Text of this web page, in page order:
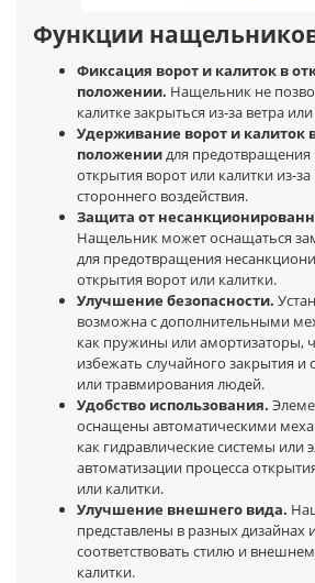
Функции
Фиксация ворот и калиток в
положении. Нащельник не
калитке закрыться из-за ветра
Удерживание ворот и калиток
положениидля предотвращения
открытия ворот или калитки из-за
стороннего воздействия.
Защита от
Нащельник может оснащаться
для предотвращения
открытия ворот или калитки.
Улучшение безопасности.
возможна с дополнительными
как пружины или амортизаторы,
избежать случайного закрытия и
или травмирования людей.
Удобство использования.
оснащены автоматическими
как гидравлические системы или
автоматизации процесса
или калитки.
Улучшение внешнего вида.
представлены в разных дизайнах
соответствовать стилю и
калитки.